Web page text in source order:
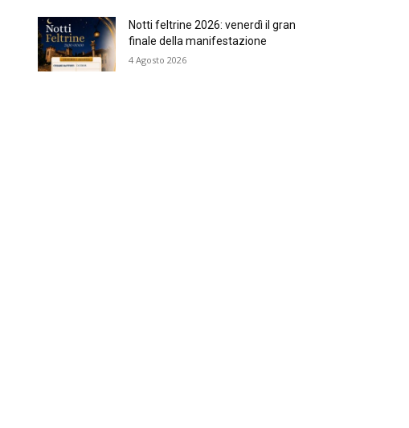
Notti feltrine 2026: venerdì il gran
finale della manifestazione
4 Agosto 2026